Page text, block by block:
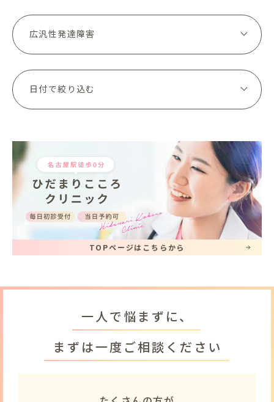
TOPページはこちらから
一人で悩まずに、
まずは一度ご相談ください